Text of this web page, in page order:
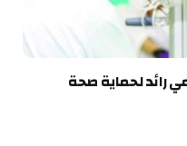
رائد لحماية صحة